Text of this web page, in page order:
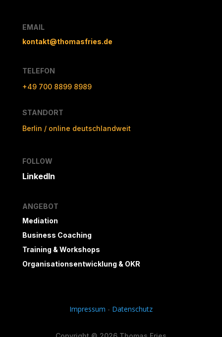
EMAIL
kontakt@thomasfries.de
TELEFON
+49 700 8899 8989
STANDORT
Berlin / online deutschlandweit
FOLLOW
LinkedIn
ANGEBOT
Mediation
Business Coaching
Training & Workshops
Organisationsentwicklung & OKR
Impressum - Datenschutz